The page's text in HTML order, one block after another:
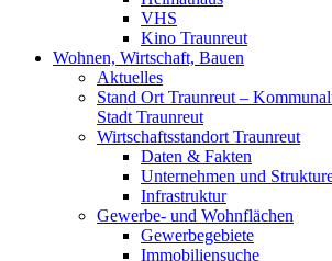
VHS
Kino Traunreut
Wohnen, Wirtschaft, Bauen
Aktuelles
Stand Ort Traunreut –
Stadt Traunreut
Wirtschaftsstandort Traunreut
Daten & Fakten
Unternehmen und
Infrastruktur
Gewerbe- und Wohnflächen
Gewerbegebiete
Immobiliensuche